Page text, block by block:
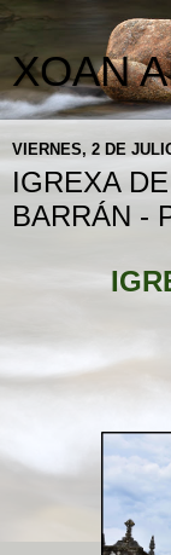
XOAN
VIERNES, 2 DE
IGREXA
BARRÁN -